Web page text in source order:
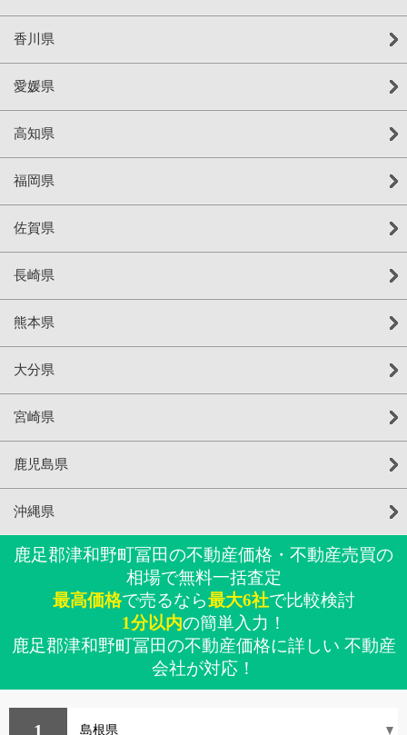
香川県
愛媛県
高知県
福岡県
佐賀県
長崎県
熊本県
大分県
宮崎県
鹿児島県
沖縄県
鹿足郡津和野町冨田の不動産価格・不動産売買の
相場で無料一括査定
最高価格で売るなら最大6社で比較検討
1分以内の簡単入力！
鹿足郡津和野町冨田の不動産価格に詳しい 不動産
会社が対応！
1